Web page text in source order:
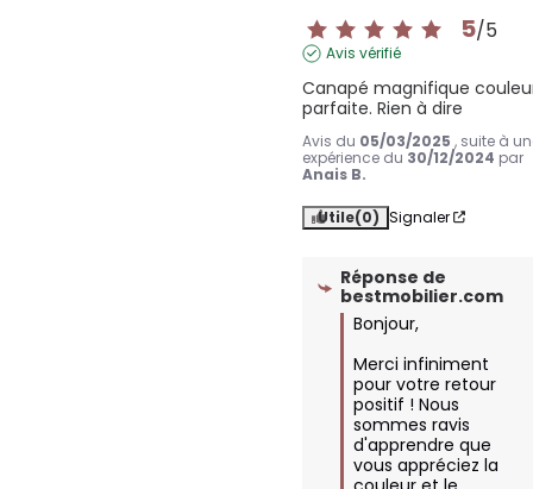
5/5
Avis vérifié
Canapé magnifique
parfaite. Rien à dire
Avis du 05/03/2025 , suite à
expérience du 30/12/2024 par
Anais B.
Utile(0) Signaler
Réponse de
bestmobilier.com
Bonjour,
Merci infiniment
pour votre retour
positif ! Nous
sommes ravis
d'apprendre que
vous appréciez la